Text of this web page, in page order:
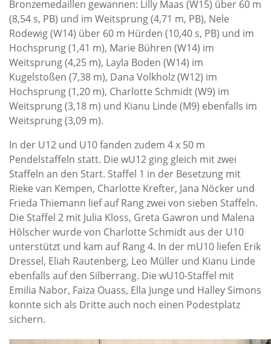
Bronzemedaillen gewannen: Lilly Maas (W15) über 60 m
(8,54 s, PB) und im Weitsprung (4,71 m, PB), Nele
Rodewig (W14) über 60 m Hürden (10,40 s, PB) und im
Hochsprung (1,41 m), Marie Bühren (W14) im
Weitsprung (4,25 m), Layla Boden (W14) im
Kugelstoßen (7,38 m), Dana Volkholz (W12) im
Hochsprung (1,20 m), Charlotte Schmidt (W9) im
Weitsprung (3,18 m) und Kianu Linde (M9) ebenfalls im
Weitsprung (3,09 m).
In der U12 und U10 fanden zudem 4 x 50 m
Pendelstaffeln statt. Die wU12 ging gleich mit zwei
Staffeln an den Start. Staffel 1 in der Besetzung mit
Rieke van Kempen, Charlotte Krefter, Jana Nöcker und
Frieda Thiemann lief auf Rang zwei von sieben Staffeln.
Die Staffel 2 mit Julia Kloss, Greta Gawron und Malena
Hölscher wurde von Charlotte Schmidt aus der U10
unterstützt und kam auf Rang 4. In der mU10 liefen Erik
Dressel, Eliah Rautenberg, Leo Müller und Kianu Linde
ebenfalls auf den Silberrang. Die wU10-Staffel mit
Emilia Nabor, Faiza Ouass, Ella Junge und Halley Simons
konnte sich als Dritte auch noch einen Podestplatz
sichern.